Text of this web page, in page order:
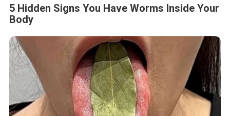
5 Hidden Signs You Have Worms Inside Your
Body